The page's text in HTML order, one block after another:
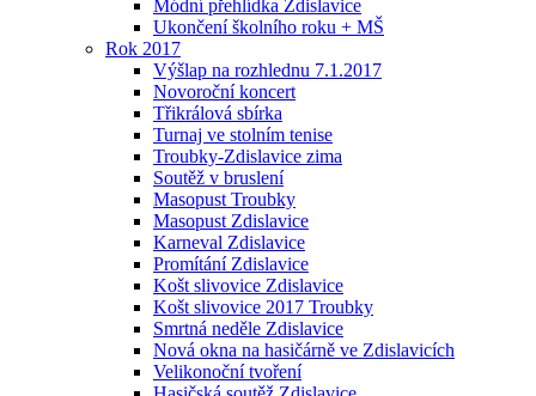
Módní přehlídka Zdislavice
Ukončení školního roku + MŠ
Rok 2017
Výšlap na rozhlednu 7.1.2017
Novoroční koncert
Třikrálová sbírka
Turnaj ve stolním tenise
Troubky-Zdislavice zima
Soutěž v bruslení
Masopust Troubky
Masopust Zdislavice
Karneval Zdislavice
Promítání Zdislavice
Košt slivovice Zdislavice
Košt slivovice 2017 Troubky
Smrtná neděle Zdislavice
Nová okna na hasičárně ve Zdislavicích
Velikonoční tvoření